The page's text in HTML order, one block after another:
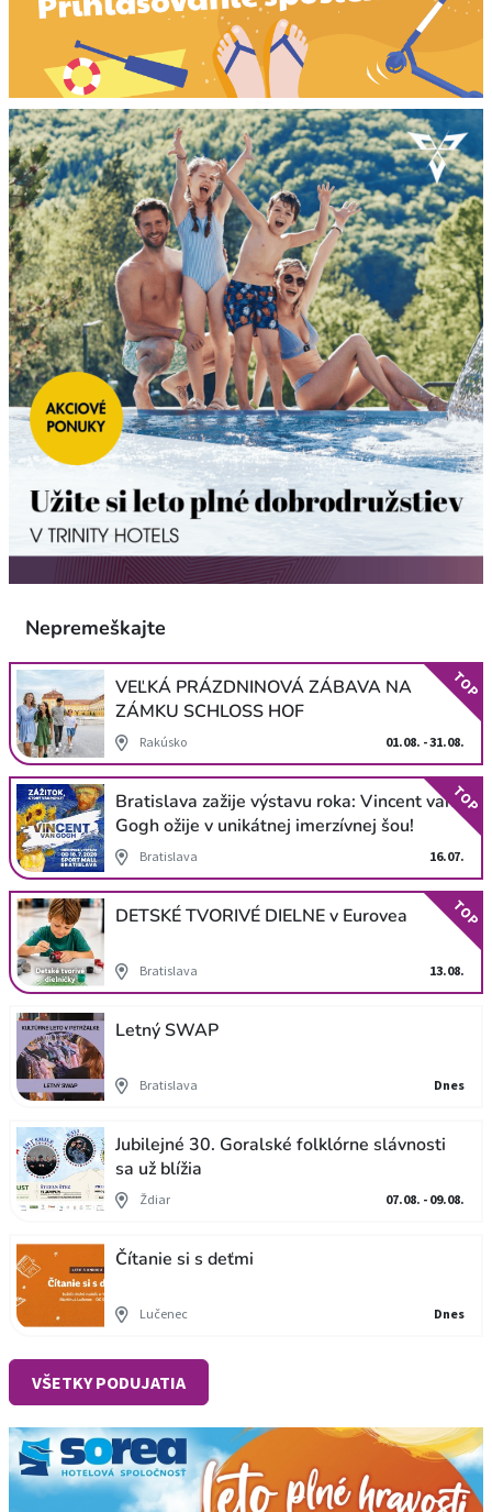
Nepremeškajte
VEĽKÁ PRÁZDNINOVÁ ZÁBAVA NA
ZÁMKU SCHLOSS HOF
Rakúsko 01.08. - 31.08.
TOP
Bratislava zažije výstavu roka: Vincent van
Gogh ožije v unikátnej imerzívnej šou!
Bratislava 16.07.
TOP
DETSKÉ TVORIVÉ DIELNE v Eurovea
Bratislava 13.08.
TOP
Letný SWAP
Bratislava Dnes
Jubilejné 30. Goralské folklórne slávnosti
sa už blížia
Ždiar 07.08. - 09.08.
Čítanie si s deťmi
Lučenec Dnes
VŠETKY PODUJATIA